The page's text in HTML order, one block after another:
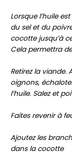
Lorsque l’huile
du sel et du
cocotte jusqu’à
Cela permettra
Retirez la viande.
oignons,
l’huile. Salez et
Faites revenir à
Ajoutez les
dans la cocotte